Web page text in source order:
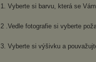
1. Vyberte si barvu, která se
2 .Vedle fotografie si vyberte
3. Vyberte si výšivku a